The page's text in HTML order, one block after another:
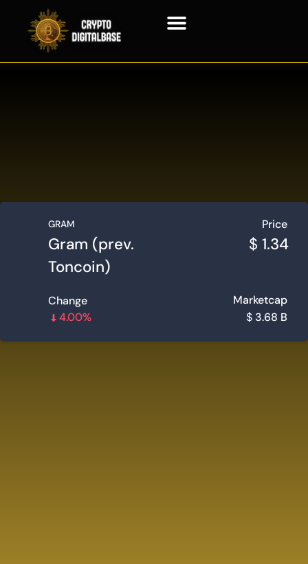
GRAM
Gram (prev.
Toncoin)
Price
$ 1.34
Change
4.00%
Marketcap
$ 3.68 B